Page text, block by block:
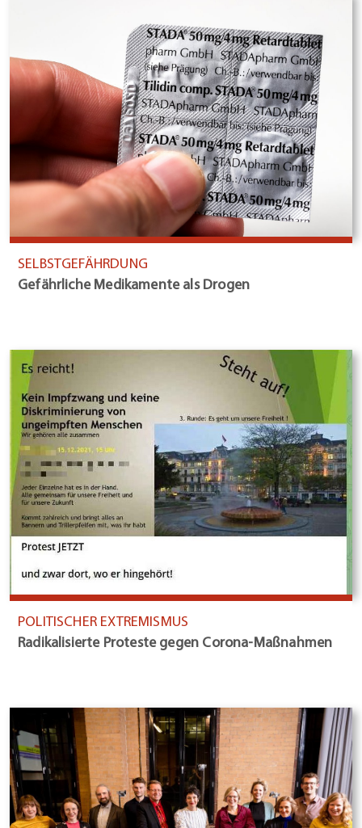
SELBSTGEFÄHRDUNG
Gefährliche Medikamente als Drogen
POLITISCHER EXTREMISMUS
Radikalisierte Proteste gegen Corona-Maßnahmen